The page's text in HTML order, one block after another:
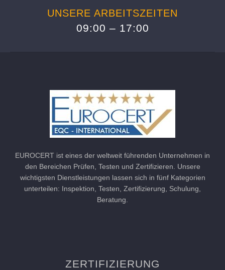
UNSERE ARBEITSZEITEN
09:00 – 17:00
EUROCERT ist eines der weltweit führenden Unternehmen in
den Bereichen Prüfen, Testen und Zertifizieren. Unsere
wichtigsten Dienstleistungen lassen sich in fünf Kategorien
unterteilen: Inspektion, Testen, Zertifizierung, Schulung,
Beratung.
ZERTIFIZIERUNG